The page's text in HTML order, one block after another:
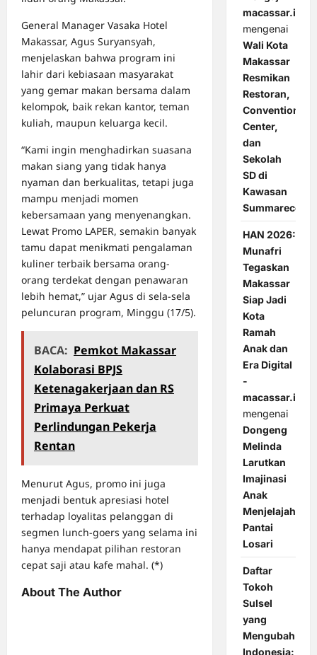
General Manager Vasaka Hotel
Makassar, Agus Suryansyah,
menjelaskan bahwa program ini
lahir dari kebiasaan masyarakat
yang gemar makan bersama dalam
kelompok, baik rekan kantor, teman
kuliah, maupun keluarga kecil.
“Kami ingin menghadirkan suasana
makan siang yang tidak hanya
nyaman dan berkualitas, tetapi juga
mampu menjadi momen
kebersamaan yang menyenangkan.
Lewat Promo LAPER, semakin banyak
tamu dapat menikmati pengalaman
kuliner terbaik bersama orang-
orang terdekat dengan penawaran
lebih hemat,” ujar Agus di sela-sela
peluncuran program, Minggu (17/5).
BACA: Pemkot Makassar
Kolaborasi BPJS
Ketenagakerjaan dan RS
Primaya Perkuat
Perlindungan Pekerja
Rentan
Menurut Agus, promo ini juga
menjadi bentuk apresiasi hotel
terhadap loyalitas pelanggan di
segmen lunch-goers yang selama ini
hanya mendapat pilihan restoran
cepat saji atau kafe mahal. (*)
About The Author
macassar.id
mengenai
Wali Kota
Makassar
Resmikan
Restoran,
Convention
Center,
dan
Sekolah
SD di
Kawasan
Summarecon
HAN 2026:
Munafri
Tegaskan
Makassar
Siap Jadi
Kota
Ramah
Anak dan
Era Digital
-
macassar.id
mengenai
Dongeng
Melinda
Larutkan
Imajinasi
Anak
Menjelajah
Pantai
Losari
Daftar
Tokoh
Sulsel
yang
Mengubah
Indonesia: